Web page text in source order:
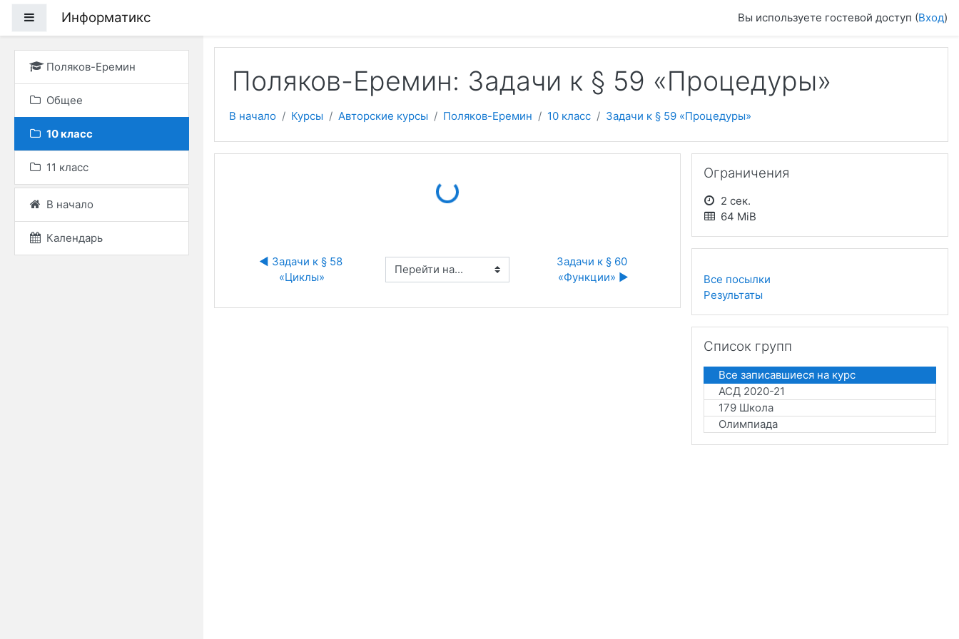
Боковая панель
Информатикс Вы используете гостевой доступ (Вход)
Поляков-Еремин
Общее
10 класс
11 класс
В начало
Календарь
Поляков-Еремин: Задачи к § 59 «Процедуры»
В начало Курсы Авторские курсы Поляков-Еремин 10 класс Задачи к § 59 «Процедуры»
Loading...
◀︎ Задачи к § 58
«Циклы»
Перейти на...
Задачи к § 60
«Функции» ▶︎
Ограничения
2 сек.
64 MiB
Все посылки
Результаты
Список групп
Все записавшиеся на курс
АСД 2020-21
179 Школа
Олимпиада